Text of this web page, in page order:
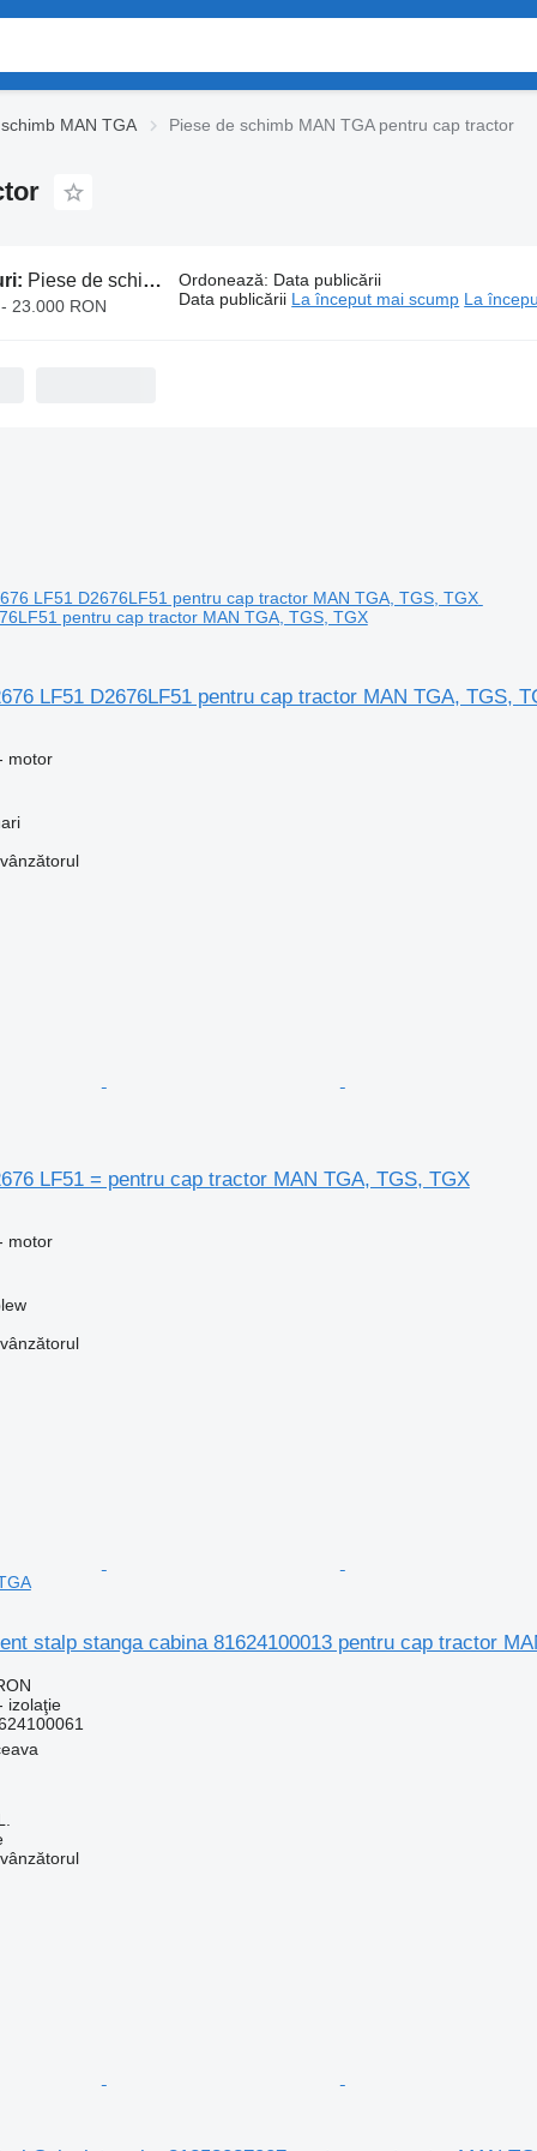
MAN TGA Piese de schimb MAN TGA pentru cap tractor
Piese de schimb MAN TGA pentru cap tractor
23.000 RON
Ordonează: Data publicării
Data publicării La început mai scump La
pentru cap tractor MAN TGA, TGS, TGX
LF51 D2676LF51 pentru cap tractor MAN TGA, TGS,
motor
LF51 = pentru cap tractor MAN TGA, TGS, TGX
motor
stalp stanga cabina 81624100013 pentru cap tractor
izolaţie